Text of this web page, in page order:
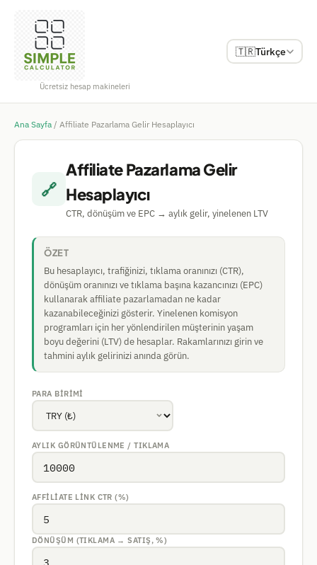
Ücretsiz hesap makineleri
🇹🇷Türkçe
Ana Sayfa / Affiliate Pazarlama Gelir Hesaplayıcı
🔗
Affiliate Pazarlama Gelir
Hesaplayıcı
CTR, dönüşüm ve EPC → aylık gelir, yinelenen LTV
ÖZET
Bu hesaplayıcı, trafiğinizi, tıklama oranınızı (CTR),
dönüşüm oranınızı ve tıklama başına kazancınızı (EPC)
kullanarak affiliate pazarlamadan ne kadar
kazanabileceğinizi gösterir. Yinelenen komisyon
programları için her yönlendirilen müşterinin yaşam
boyu değerini (LTV) de hesaplar. Rakamlarınızı girin ve
tahmini aylık gelirinizi anında görün.
PARA BIRIMI
AYLIK GÖRÜNTÜLENME / TIKLAMA
AFFILIATE LINK CTR (%)
DÖNÜŞÜM (TIKLAMA → SATIŞ, %)